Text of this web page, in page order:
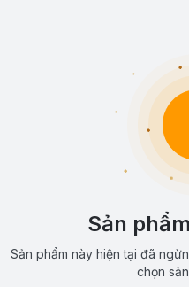
Sản
Sản phẩm này hiện tại đã
chọn